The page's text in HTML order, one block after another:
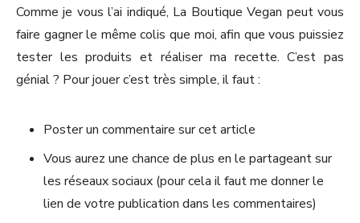
Comme je vous l’ai indiqué, La Boutique Vegan peut vous
faire gagner le même colis que moi, afin que vous puissiez
tester les produits et réaliser ma recette. C’est pas
génial ? Pour jouer c’est très simple, il faut :
Poster un commentaire sur cet article
Vous aurez une chance de plus en le partageant sur
les réseaux sociaux (pour cela il faut me donner le
lien de votre publication dans les commentaires)